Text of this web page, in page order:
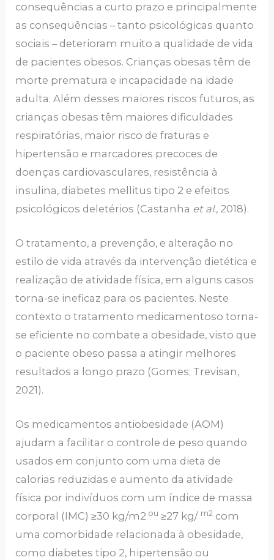
consequências a curto prazo e principalmente
as consequências – tanto psicológicas quanto
sociais – deterioram muito a qualidade de vida
de pacientes obesos. Crianças obesas têm de
morte prematura e incapacidade na idade
adulta. Além desses maiores riscos futuros, as
crianças obesas têm maiores dificuldades
respiratórias, maior risco de fraturas e
hipertensão e marcadores precoces de
doenças cardiovasculares, resistência à
insulina, diabetes mellitus tipo 2 e efeitos
psicológicos deletérios (Castanha et al., 2018).
O tratamento, a prevenção, e alteração no
estilo de vida através da intervenção dietética e
realização de atividade física, em alguns casos
torna-se ineficaz para os pacientes. Neste
contexto o tratamento medicamentoso torna-
se eficiente no combate a obesidade, visto que
o paciente obeso passa a atingir melhores
resultados a longo prazo (Gomes; Trevisan,
2021).
Os medicamentos antiobesidade (AOM)
ajudam a facilitar o controle de peso quando
usados ​​em conjunto com uma dieta de
calorias reduzidas e aumento da atividade
física por indivíduos com um índice de massa
corporal (IMC) ≥30 kg/m2ou ≥27 kg/ m2 com
uma comorbidade relacionada à obesidade,
como diabetes tipo 2, hipertensão ou